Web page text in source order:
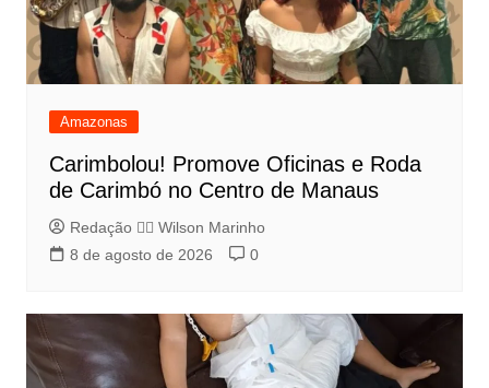
Amazonas
Carimbolou! Promove Oficinas e Roda
de Carimbó no Centro de Manaus
Redação 👨‍⚖️​ Wilson Marinho
8 de agosto de 2026
0